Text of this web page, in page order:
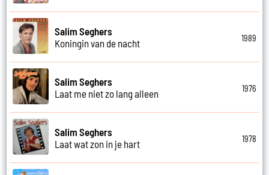
Salim Seghers
Koningin van de nacht
1989
Salim Seghers
Laat me niet zo lang alleen
1976
Salim Seghers
Laat wat zon in je hart
1978